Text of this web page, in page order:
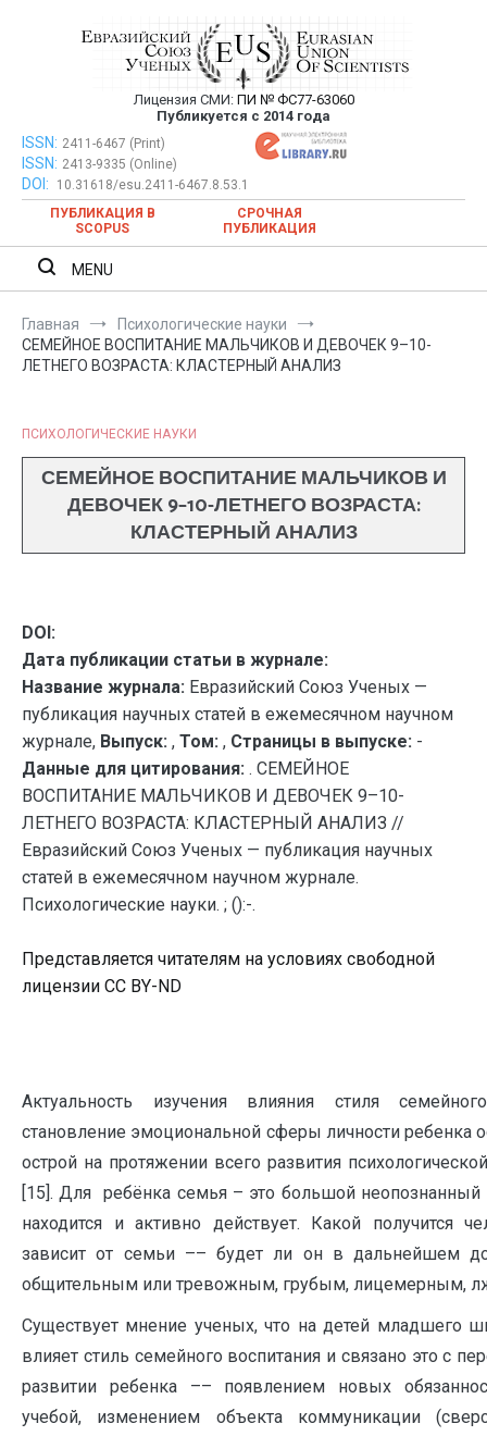
Евразийский Союз Ученых —
публикация научных статей в
ежемесячном научном журнале
Лицензия СМИ: ПИ № ФС77-63060
Публикуется с 2014 года
Евразийский Союз Ученых — публикация научных статей в
ежемесячном научном журнале
ISSN: 2411-6467 (Print)
ISSN: 2413-9335 (Online)
DOI:
10.31618/esu.2411-6467.8.53.1
ПУБЛИКАЦИЯ В
SCOPUS
СРОЧНАЯ
ПУБЛИКАЦИЯ
MENU
Главная
Психологические науки
СЕМЕЙНОЕ ВОСПИТАНИЕ МАЛЬЧИКОВ И ДЕВОЧЕК 9–10-
ЛЕТНЕГО ВОЗРАСТА: КЛАСТЕРНЫЙ АНАЛИЗ
ПСИХОЛОГИЧЕСКИЕ НАУКИ
СЕМЕЙНОЕ ВОСПИТАНИЕ МАЛЬЧИКОВ И
ДЕВОЧЕК 9–10-ЛЕТНЕГО ВОЗРАСТА:
КЛАСТЕРНЫЙ АНАЛИЗ
DOI:
Дата публикации статьи в журнале:
Название журнала: Евразийский Союз Ученых —
публикация научных статей в ежемесячном научном
журнале, Выпуск: , Том: , Страницы в выпуске: -
Данные для цитирования: . СЕМЕЙНОЕ
ВОСПИТАНИЕ МАЛЬЧИКОВ И ДЕВОЧЕК 9–10-
ЛЕТНЕГО ВОЗРАСТА: КЛАСТЕРНЫЙ АНАЛИЗ //
Евразийский Союз Ученых — публикация научных
статей в ежемесячном научном журнале.
Психологические науки. ; ():-.
Представляется читателям на условиях свободной
лицензии CC BY-ND
Актуальность изучения влияния стиля
становление эмоциональной сферы личности ребенка
острой на протяжении всего развития
[15]. Для ребёнка семья – это большой
находится и активно действует. Какой получится
зависит от семьи –– будет ли он в дальнейшем
общительным или тревожным, грубым, лицемерным,
Существует мнение ученых, что на детей младшего
влияет стиль семейного воспитания и связано это с
развитии ребенка –– появлением новых
учебой, изменением объекта коммуникации